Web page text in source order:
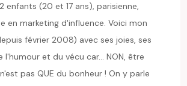
enfants (20 et 17 ans), parisienne,
en marketing d'influence. Voici mon
février 2008) avec ses joies, ses
l'humour et du vécu car... NON, être
pas QUE du bonheur ! On y parle